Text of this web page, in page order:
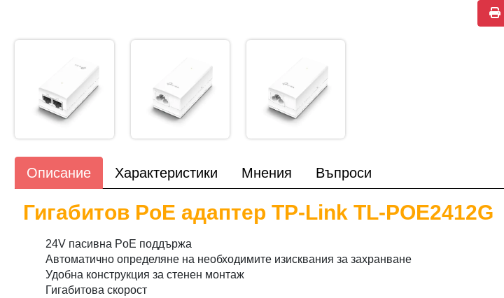
Описание Характеристики Мнения Въпроси
Гигабитов PoE адаптер TP-Link TL-POE2412G
24V пасивна PoE поддържа
Автоматично определяне на необходимите изисквания за захранване
Удобна конструкция за стенен монтаж
Гигабитова скорост